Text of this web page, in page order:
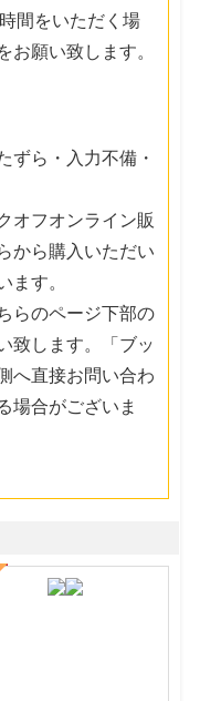
間をいただく場
お願い致します。
ずら・入力不備・
オフオンライン販
から購入いただい
ます。
らのページ下部の
致します。「ブッ
へ直接お問い合わ
場合がございま